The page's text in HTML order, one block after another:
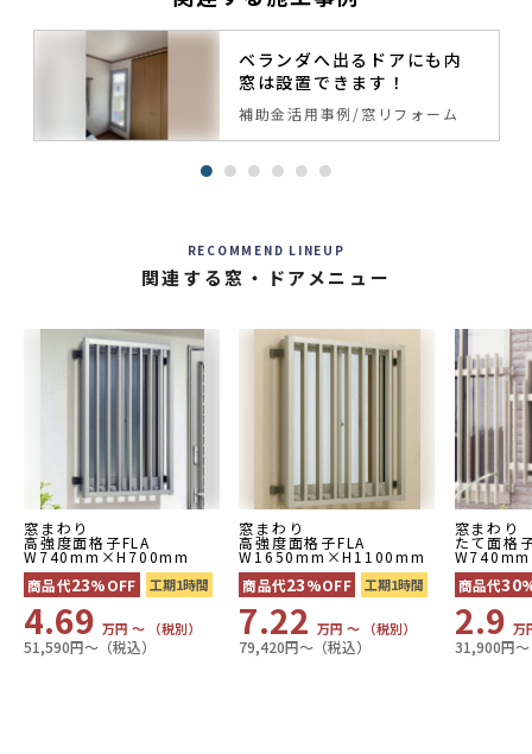
ベランダへ出るドアにも内
窓は設置できます！
補助金活用事例 窓リフォーム
RECOMMEND LINEUP
関連する窓・ドアメニュー
窓まわり
高強度面格子FLA
W740mm×H700mm
商品代23%OFF 工期1時間
4.69 万円 〜 （税別）
51,590円〜（税込）
窓まわり
高強度面格子FLA
W1650mm×H1100mm
商品代23%OFF 工期1時間
7.22万円 〜 （税別）
79,420円〜（税込）
窓まわり
たて面格
商品代30
2.9 万
31,900円